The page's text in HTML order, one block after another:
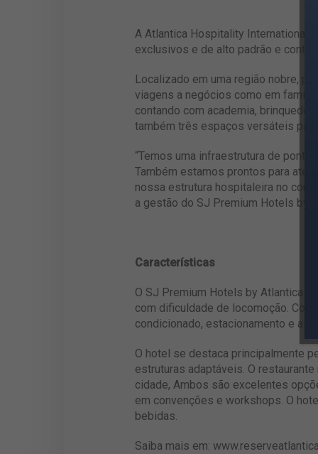
A Atlantica Hospitality International
exclusivos e de alto padrão e conta
Localizado em uma região nobre,
viagens a negócios como em
contando com academia,
também três espaços versáteis
“Temos uma infraestrutura de
Também estamos prontos para
nossa estrutura hospitaleira no
a gestão do SJ Premium Hotels by
Características
O SJ Premium Hotels by Atlantica
com dificuldade de locomoção.
condicionado, estacionamento e
O hotel se destaca principalmente
estruturas adaptáveis. O
cidade, Ambos são excelentes
em convenções e workshops. O
bebidas.
Saiba mais em: